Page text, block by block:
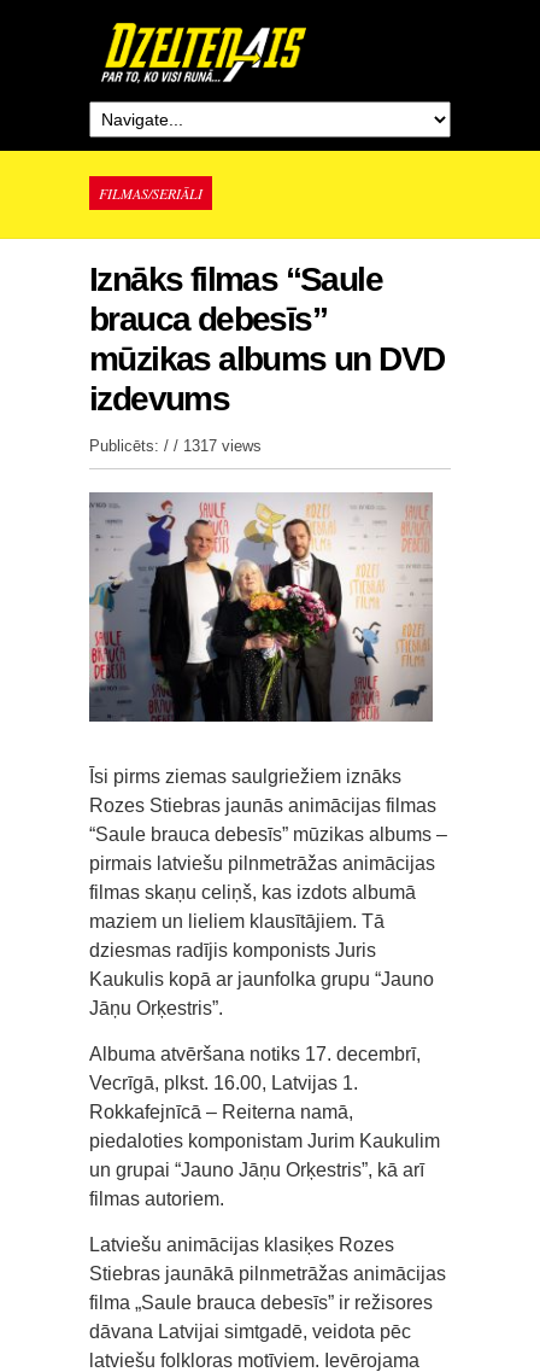
FILMAS/SERIĀLI
Iznāks filmas “Saule
brauca debesīs”
mūzikas albums un DVD
izdevums
Publicēts: / / 1317 views
Īsi pirms ziemas saulgriežiem iznāks
Rozes Stiebras jaunās animācijas filmas
“Saule brauca debesīs” mūzikas albums –
pirmais latviešu pilnmetrāžas animācijas
filmas skaņu celiņš, kas izdots albumā
maziem un lieliem klausītājiem. Tā
dziesmas radījis komponists Juris
Kaukulis kopā ar jaunfolka grupu “Jauno
Jāņu Orķestris”.
Albuma atvēršana notiks 17. decembrī,
Vecrīgā, plkst. 16.00, Latvijas 1.
Rokkafejnīcā – Reiterna namā,
piedaloties komponistam Jurim Kaukulim
un grupai “Jauno Jāņu Orķestris”, kā arī
filmas autoriem.
Latviešu animācijas klasiķes Rozes
Stiebras jaunākā pilnmetrāžas animācijas
filma „Saule brauca debesīs” ir režisores
dāvana Latvijai simtgadē, veidota pēc
latviešu folkloras motīviem. Ievērojama